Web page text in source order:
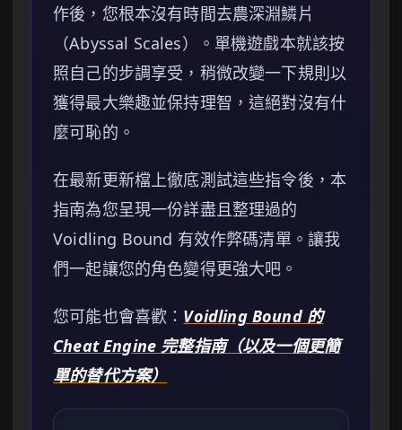
作後，您根本沒有時間去農深淵鱗片
（Abyssal Scales）。單機遊戲本就該按
照自己的步調享受，稍微改變一下規則以
獲得最大樂趣並保持理智，這絕對沒有什
麼可恥的。
在最新更新檔上徹底測試這些指令後，本
指南為您呈現一份詳盡且整理過的
Voidling Bound 有效作弊碼清單。讓我
們一起讓您的角色變得更強大吧。
您可能也會喜歡： Voidling Bound 的
Cheat Engine 完整指南（以及一個更簡
單的替代方案）